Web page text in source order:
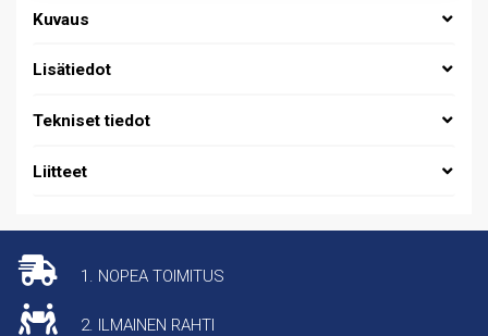
Kuvaus
Lisätiedot
Tekniset tiedot
Liitteet
1. NOPEA TOIMITUS
2. ILMAINEN RAHTI